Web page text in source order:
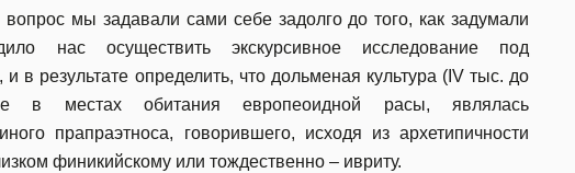
вопрос мы задавали сами себе задолго до того, как задумали
нас осуществить экскурсивное исследование под
, и в результате определить, что дольменая культура (IV тыс. до
в местах обитания европеоидной расы, являлась
прапраэтноса, говорившего, исходя из архетипичности
финикийскому или тождественно – ивриту.